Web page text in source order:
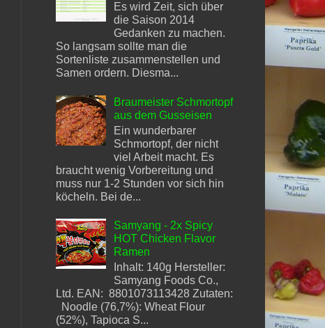
Es wird Zeit, sich über
die Saison 2014
Gedanken zu machen.
So langsam sollte man die
Sortenliste zusammenstellen und
Samen ordern. Diesma...
Braumeister Schmortopf
aus dem Gusseisen
Ein wunderbarer
Schmortopf, der nicht
viel Arbeit macht. Es
braucht wenig Vorbereitung und
muss nur 1-2 Stunden vor sich hin
köcheln. Bei de...
Samyang - 2x Spicy
HOT Chicken Flavor
Ramen
Inhalt: 140g Hersteller:
Samyang Foods Co.,
Ltd. EAN: 8801073113428 Zutaten:
Noodle (76,7%): Wheat Flour
(52%), Tapioca S...